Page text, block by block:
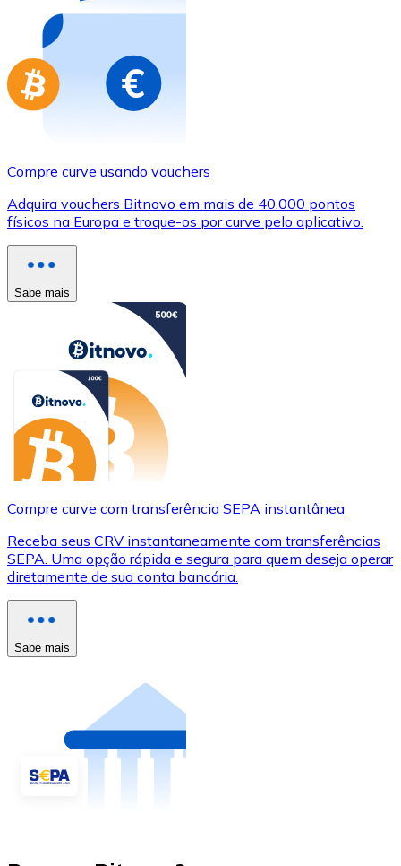
Compre cartões-presente das suas marcas favoritas
Ir para a loja de cartões-presente
Compre curve usando vouchers
Adquira vouchers Bitnovo em mais de 40.000 pontos
físicos na Europa e troque-os por curve pelo aplicativo.
Sabe mais
Compre curve com transferência SEPA instantânea
Receba seus CRV instantaneamente com transferências
SEPA. Uma opção rápida e segura para quem deseja operar
diretamente de sua conta bancária.
Sabe mais